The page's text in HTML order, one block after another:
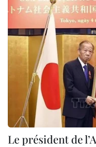
Le président de